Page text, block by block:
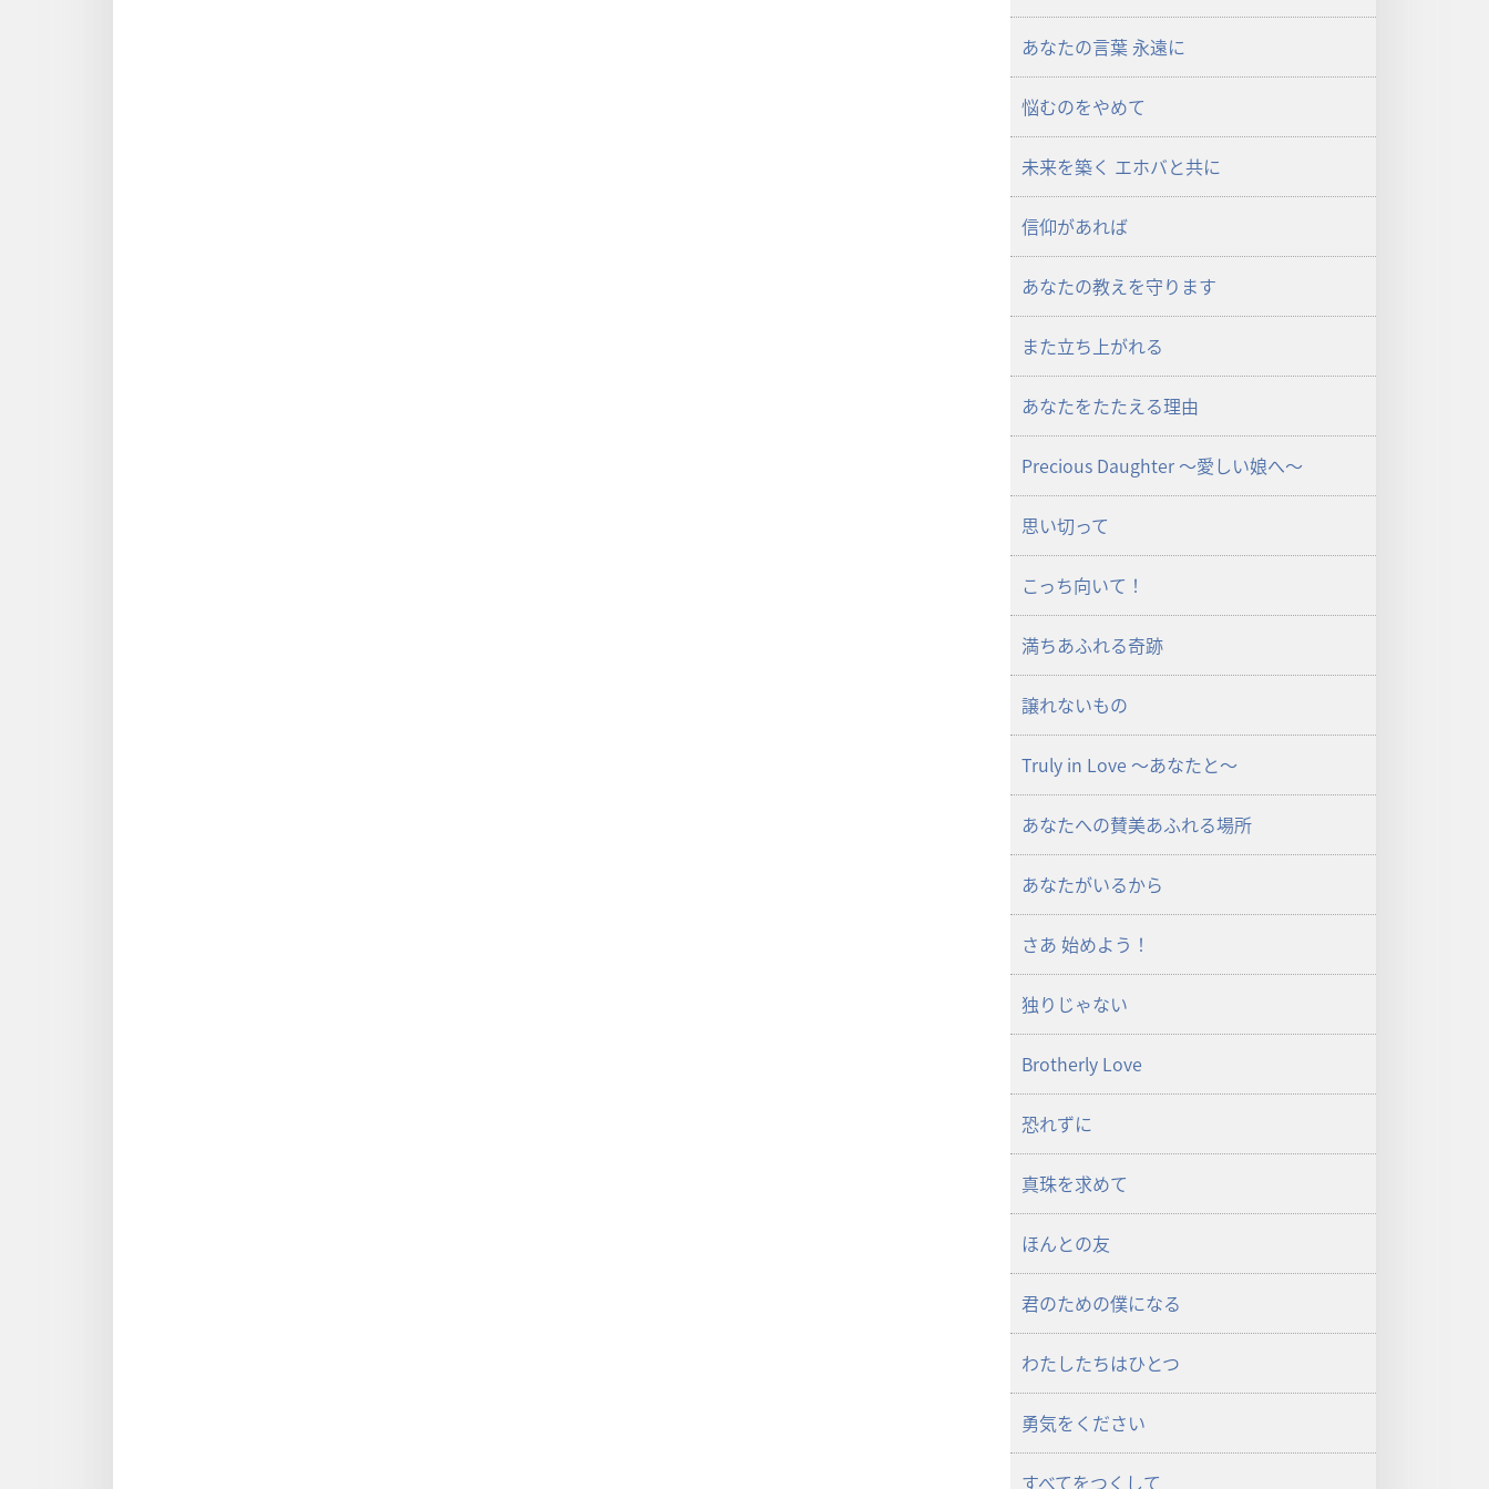
あなたの言葉 永遠に
悩むのをやめて
未来を築く エホバと共に
信仰があれば
あなたの教えを守ります
また立ち上がれる
あなたをたたえる理由
Precious Daughter ～愛しい娘へ～
思い切って
こっち向いて！
満ちあふれる奇跡
譲れないもの
Truly in Love ～あなたと～
あなたへの賛美あふれる場所
あなたがいるから
さあ 始めよう！
独りじゃない
Brotherly Love
恐れずに
真珠を求めて
ほんとの友
君のための僕になる
わたしたちはひとつ
勇気をください
すべてをつくして